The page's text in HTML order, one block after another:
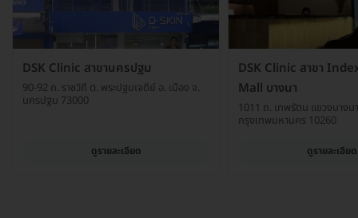
DSK Clinic สาขานครปฐม
90-92 ถ. ราชวิถี ต. พระปฐมเจดีย์ อ. เมือง จ.
นครปฐม 73000
ดูรายละเอียด
DSK Clinic สาขา
Mall บางนา
1011 ถ. เทพรัตน แขวงบางน
กรุงเทพมหานคร 10260
ดูรายละเอียด